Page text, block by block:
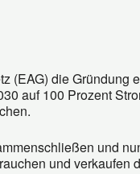
(EAG) die Gründung
auf 100 Prozent
und
und verkaufen